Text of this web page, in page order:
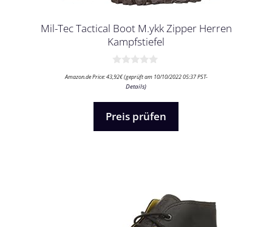
Mil-Tec Tactical Boot M.ykk Zipper Herren
Kampfstiefel
v
Amazon.de Price:43,92€(geprüft am 10/10/2022 05:37 PST-
Details)
Preis prüfen